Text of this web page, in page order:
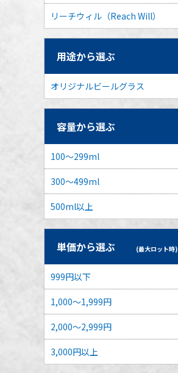
リーチウィル（Reach Will）
用途から選ぶ
オリジナルビールグラス
容量から選ぶ
100～299ml
300～499ml
500ml以上
単価から選ぶ (最大ロット時)
999円以下
1,000～1,999円
2,000～2,999円
3,000円以上